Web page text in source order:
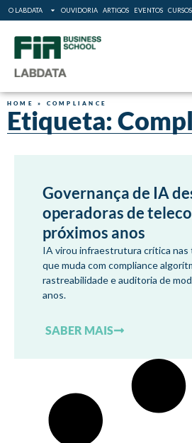
O LABDATA OUVIDORIA ARTIGOS EVENTOS
HOME » COMPLIANCE
Etiqueta:
Governança de IA
operadoras de
próximos anos
IA virou infraestrutura crítica nas
que muda com compliance
rastreabilidade e auditoria de
anos.
SABER MAIS